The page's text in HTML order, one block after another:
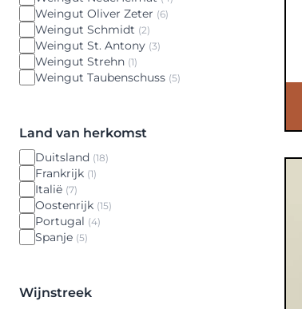
Weingut Oliver Zeter (6)
Weingut Schmidt (2)
Weingut St. Antony (3)
Weingut Strehn (1)
Weingut Taubenschuss (5)
Land van herkomst
Duitsland (18)
Frankrijk (1)
Italië (7)
Oostenrijk (15)
Portugal (4)
Spanje (5)
Wijnstreek